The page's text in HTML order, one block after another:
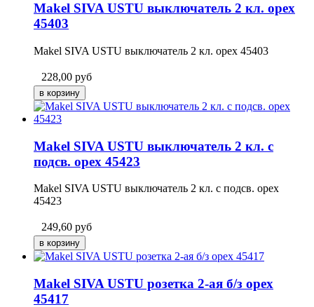
Makel SIVA USTU выключатель 2 кл. орех
45403
Makel SIVA USTU выключатель 2 кл. орех 45403
228,00 руб
Makel SIVA USTU выключатель 2 кл. с
подсв. орех 45423
Makel SIVA USTU выключатель 2 кл. с подсв. орех
45423
249,60 руб
Makel SIVA USTU розетка 2-ая б/з орех
45417